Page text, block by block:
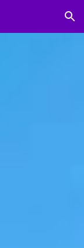
Skip to navigation